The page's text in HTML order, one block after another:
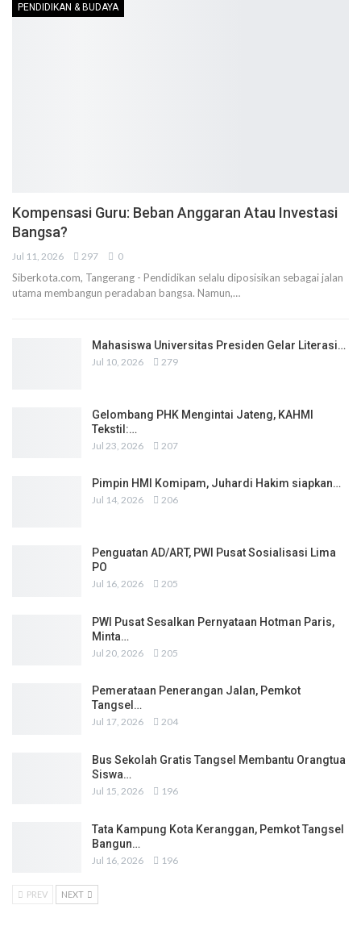
PENDIDIKAN & BUDAYA
Kompensasi Guru: Beban Anggaran Atau Investasi
Bangsa?
Jul 11, 2026 297 0
Siberkota.com, Tangerang - Pendidikan selalu diposisikan sebagai jalan
utama membangun peradaban bangsa. Namun,…
Mahasiswa Universitas Presiden Gelar Literasi…
Jul 10, 2026 279
Gelombang PHK Mengintai Jateng, KAHMI
Tekstil:…
Jul 23, 2026 207
Pimpin HMI Komipam, Juhardi Hakim siapkan…
Jul 14, 2026 206
Penguatan AD/ART, PWI Pusat Sosialisasi Lima
PO
Jul 16, 2026 205
PWI Pusat Sesalkan Pernyataan Hotman Paris,
Minta…
Jul 20, 2026 205
Pemerataan Penerangan Jalan, Pemkot
Tangsel…
Jul 17, 2026 204
Bus Sekolah Gratis Tangsel Membantu Orangtua
Siswa…
Jul 15, 2026 196
Tata Kampung Kota Keranggan, Pemkot Tangsel
Bangun…
Jul 16, 2026 196
PREV NEXT